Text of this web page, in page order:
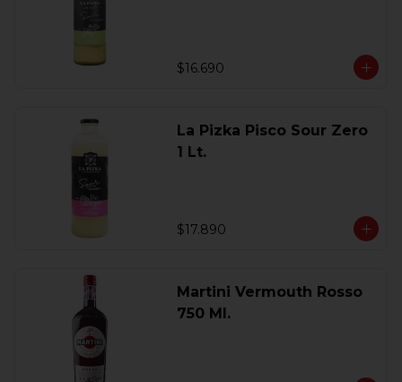
$16.690
La Pizka Pisco Sour Zero
1 Lt.
$17.890
Martini Vermouth Rosso
750 Ml.